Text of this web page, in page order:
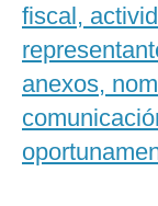
fiscal,
anexos,